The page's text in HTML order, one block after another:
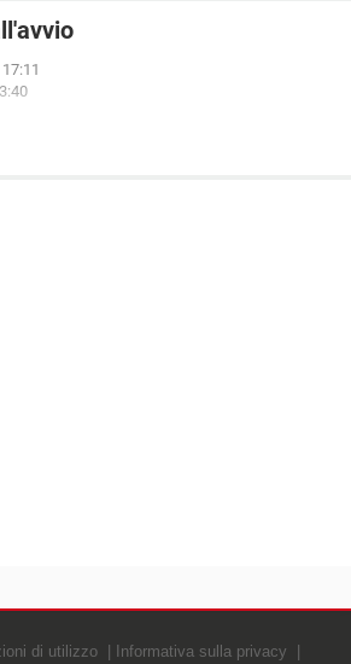
di utilizzo Informativa sulla privacy